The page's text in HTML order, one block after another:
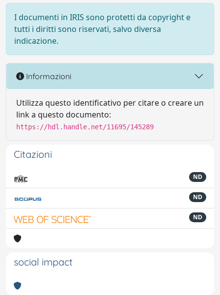
I documenti in IRIS sono protetti da copyright e
tutti i diritti sono riservati, salvo diversa
indicazione.
Informazioni
Utilizza questo identificativo per citare o creare un
link a questo documento:
https://hdl.handle.net/11695/145289
Citazioni
ND
ND
ND
social impact